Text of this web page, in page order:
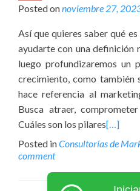
Posted onnoviembre 27,
Así que quieres saber qué
ayudarte con una definición
luego profundizaremos un
crecimiento, como también
hace referencia al
Busca atraer,
Cuáles son los pilares[…]
Posted inConsultorías de
comment